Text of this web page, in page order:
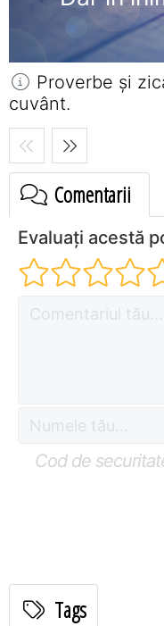
Proverbe și
cuvânt.
Comentarii
Evaluați acestă
Cod de
Tags